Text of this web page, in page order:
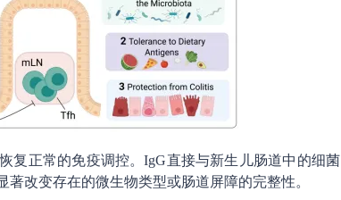
复正常的免疫调控。IgG直接与新生儿肠道中的细菌
改变存在的微生物类型或肠道屏障的完整性。